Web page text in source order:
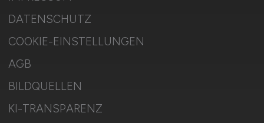
DATENSCHUTZ
COOKIE-EINSTELLUNGEN
AGB
BILDQUELLEN
KI-TRANSPARENZ